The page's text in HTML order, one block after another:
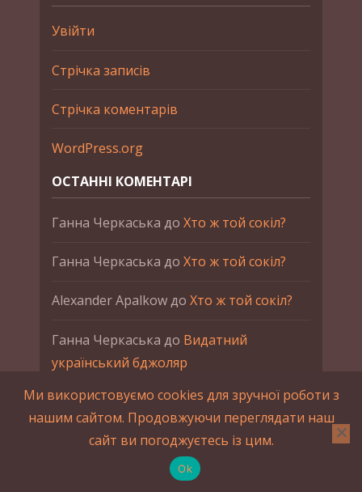
Увійти
Стрічка записів
Стрічка коментарів
WordPress.org
ОСТАННІ КОМЕНТАРІ
Ганна Черкаська до Хто ж той сокіл?
Ганна Черкаська до Хто ж той сокіл?
Alexander Apalkowдо Хто ж той сокіл?
Ганна Черкаська до Видатний
український бджоляр
Ганна ЧеркаськадоПетро Франко
2015-2023 © UAHistory Всі права застережено.
При використанні матеріалів сайта обов'язкове
зворотнє посилання.
Ми використовуємо cookies для зручної роботи з
нашим сайтом. Продовжуючи переглядати наш
сайт ви погоджуєтесь із цим.
Ok